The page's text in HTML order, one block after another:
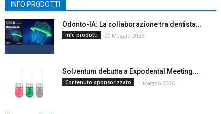
INFO PRODOTTI
Odonto-IA: La collaborazione tra dentista...
Info prodotti 20 Maggio 2026
Solventum debutta a Expodental Meeting...
Contenuto sponsorizzato 1 Maggio 2026